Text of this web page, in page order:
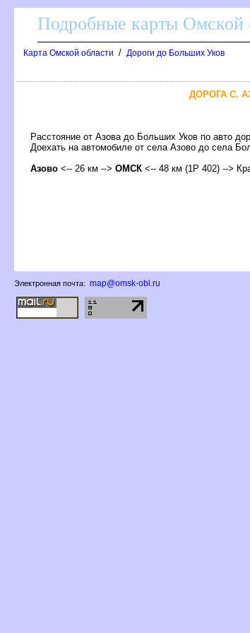
Подробные карты Омской
Карта Омской области / Дороги до Больших Уко
ДОРОГА С.
Расстояние от Азова до Больших Уков по авто
Доехать на автомобиле от села Азово до села
Азово <-- 26 км --> ОМСК <-- 48 км (1Р 402) -->
Электронная почта: map@omsk-obl.ru